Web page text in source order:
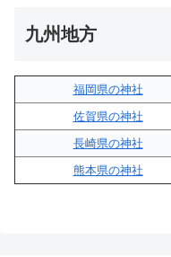
九州地方
福岡県の神社
佐賀県の神社
長崎県の神社
熊本県の神社